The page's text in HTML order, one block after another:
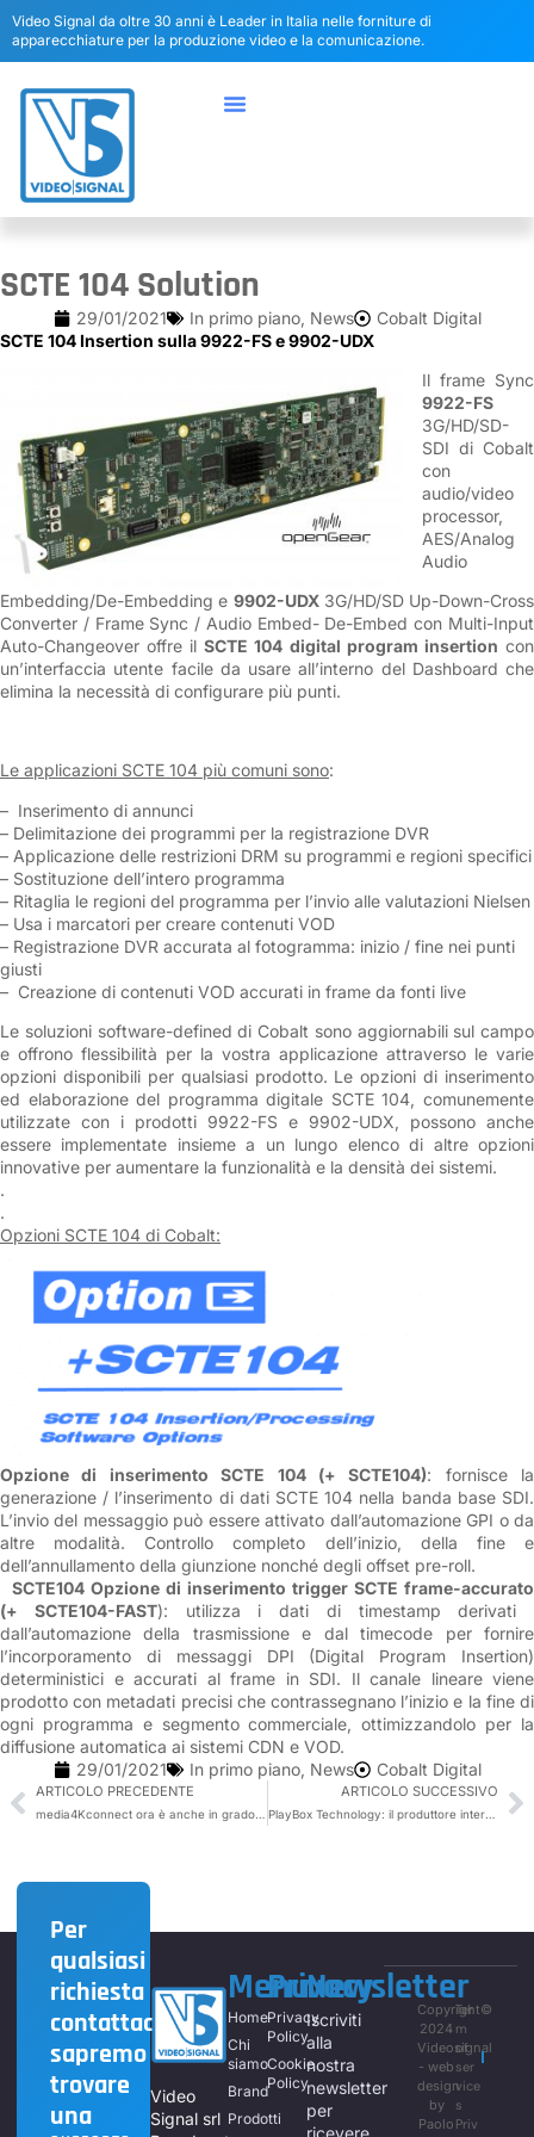
Video Signal da oltre 30 anni è Leader in Italia nelle forniture di
apparecchiature per la produzione video e la comunicazione.
SCTE 104 Solution
29/01/2021 In primo piano, News
Cobalt Digital
SCTE 104 Insertion sulla 9922-FS e 9902-UDX
Il frame Sync
9922-FS
3G/HD/SD-
SDI di Cobalt
con
audio/video
processor,
AES/Analog
Audio
Embedding/De-Embedding e 9902-UDX3G/HD/SD Up-Down-Cross
Converter / Frame Sync / Audio Embed- De-Embed con Multi-Input
Auto-Changeover offre il SCTE 104 digital program insertion con
un’interfaccia utente facile da usare all’interno del Dashboard che
elimina la necessità di configurare più punti.
Le applicazioni SCTE 104 più comuni sono:
– Inserimento di annunci
– Delimitazione dei programmi per la registrazione DVR
– Applicazione delle restrizioni DRM su programmi e regioni specifici
– Sostituzione dell’intero programma
– Ritaglia le regioni del programma per l’invio alle valutazioni Nielsen
– Usa i marcatori per creare contenuti VOD
– Registrazione DVR accurata al fotogramma: inizio / fine nei punti
giusti
– Creazione di contenuti VOD accurati in frame da fonti live
Le soluzioni software-defined di Cobalt sono aggiornabili sul campo
e offrono flessibilità per la vostra applicazione attraverso le varie
opzioni disponibili per qualsiasi prodotto. Le opzioni di inserimento
ed elaborazione del programma digitale SCTE 104, comunemente
utilizzate con i prodotti 9922-FS e 9902-UDX, possono anche
essere implementate insieme a un lungo elenco di altre opzioni
innovative per aumentare la funzionalità e la densità dei sistemi.
.
.
Opzioni SCTE 104 di Cobalt:
Opzione di inserimento SCTE 104 (+ SCTE104): fornisce la
generazione / l’inserimento di dati SCTE 104 nella banda base SDI.
L’invio del messaggio può essere attivato dall’automazione GPI o da
altre modalità. Controllo completo dell’inizio, della fine e
dell’annullamento della giunzione nonché degli offset pre-roll.
SCTE104 Opzione di inserimento trigger SCTE frame-accurato
(+ SCTE104-FAST): utilizza i dati di timestamp derivati ​​
dall’automazione della trasmissione e dal timecode per fornire
l’incorporamento di messaggi DPI (Digital Program Insertion)
deterministici e accurati al frame in SDI. Il canale lineare viene
prodotto con metadati precisi che contrassegnano l’inizio e la fine di
ogni programma e segmento commerciale, ottimizzandolo per la
diffusione automatica ai sistemi CDN e VOD.
29/01/2021
In primo piano, News Cobalt Digital
ARTICOLO PRECEDENTE ARTICOLO SUCCESSIVO
PlayBox Technology: il produttore internazionale n. 1 di “Channel in a Box”
Per
qualsiasi
richiesta
contattaci,
sapremo
trovare
una
Video
Signal srl
Menu
Home
Chi
siamo
Brand
Prodotti
Privacy
Privacy
Policy
Cookie
Policy
Newsletter
Iscriviti
alla
nostra
newsletter
per
ricevere
Copyright©
2024
Videosignal
- web
design
by
Paolo
Ter
m
of
ser
vice
s
Priv